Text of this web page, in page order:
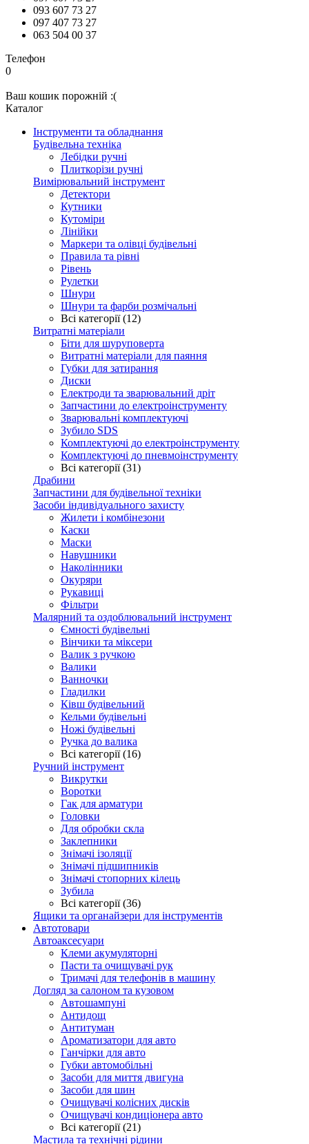
093 607 73 27
097 407 73 27
063 504 00 37
Телефон
0
Ваш кошик порожній :(
Каталог
Інструменти та обладнання
Будівельна техніка
Лебідки ручні
Плиткорізи ручні
Вимірювальний інструмент
Детектори
Кутники
Кутоміри
Лінійки
Маркери та олівці будівельні
Правила та рівні
Рівень
Рулетки
Шнури
Шнури та фарби розмічальні
Всі категорії (12)
Витратні матеріали
Біти для шуруповерта
Витратні матеріали для паяння
Губки для затирання
Диски
Електроди та зварювальний дріт
Запчастини до електроінструменту
Зварювальні комплектуючі
Зубило SDS
Комплектуючі до електроінструменту
Комплектуючі до пневмоінструменту
Всі категорії (31)
Драбини
Запчастини для будівельної техніки
Засоби індивідуального захисту
Жилети і комбінезони
Каски
Маски
Навушники
Наколінники
Окуряри
Рукавиці
Фільтри
Малярний та оздоблювальний інструмент
Ємності будівельні
Вінчики та міксери
Валик з ручкою
Валики
Ванночки
Гладилки
Ківш будівельний
Кельми будівельні
Ножі будівельні
Ручка до валика
Всі категорії (16)
Ручний інструмент
Викрутки
Воротки
Гак для арматури
Головки
Для обробки скла
Заклепники
Знімачі ізоляції
Знімачі підшипників
Знімачі стопорних кілець
Зубила
Всі категорії (36)
Ящики та органайзери для інструментів
Автотовари
Автоаксесуари
Клеми акумуляторні
Пасти та очищувачі рук
Тримачі для телефонів в машину
Догляд за салоном та кузовом
Автошампуні
Антидощ
Антитуман
Ароматизатори для авто
Ганчірки для авто
Губки автомобільні
Засоби для миття двигуна
Засоби для шин
Очищувачі колісних дисків
Очищувачі кондиціонера авто
Всі категорії (21)
Мастила та технічні рідини